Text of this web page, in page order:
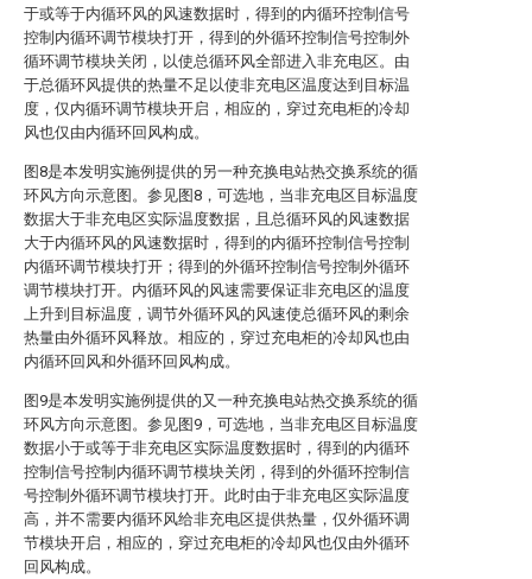
于或等于内循环风的风速数据时，得到的内循环控制信号
控制内循环调节模块打开，得到的外循环控制信号控制外
循环调节模块关闭，以使总循环风全部进入非充电区。由
于总循环风提供的热量不足以使非充电区温度达到目标温
度，仅内循环调节模块开启，相应的，穿过充电柜的冷却
风也仅由内循环回风构成。
图8是本发明实施例提供的另一种充换电站热交换系统的循
环风方向示意图。参见图8，可选地，当非充电区目标温度
数据大于非充电区实际温度数据，且总循环风的风速数据
大于内循环风的风速数据时，得到的内循环控制信号控制
内循环调节模块打开；得到的外循环控制信号控制外循环
调节模块打开。内循环风的风速需要保证非充电区的温度
上升到目标温度，调节外循环风的风速使总循环风的剩余
热量由外循环风释放。相应的，穿过充电柜的冷却风也由
内循环回风和外循环回风构成。
图9是本发明实施例提供的又一种充换电站热交换系统的循
环风方向示意图。参见图9，可选地，当非充电区目标温度
数据小于或等于非充电区实际温度数据时，得到的内循环
控制信号控制内循环调节模块关闭，得到的外循环控制信
号控制外循环调节模块打开。此时由于非充电区实际温度
高，并不需要内循环风给非充电区提供热量，仅外循环调
节模块开启，相应的，穿过充电柜的冷却风也仅由外循环
回风构成。